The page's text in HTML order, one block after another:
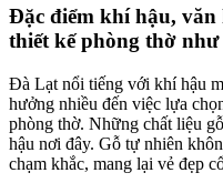
Đặc điểm khí hậu,
thiết kế phòng thờ như
Đà Lạt nổi tiếng với khí hậu
hưởng nhiều đến việc lựa
phòng thờ. Những chất liệu
hậu nơi đây. Gỗ tự nhiên
chạm khắc, mang lại vẻ đẹp